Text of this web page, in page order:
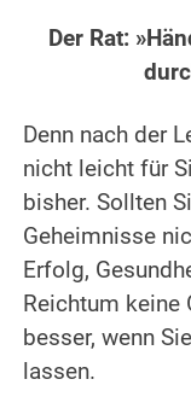
Der Rat:
Denn nach der
nicht leicht für
bisher. Sollten
Geheimnisse
Erfolg,
Reichtum keine
besser, wenn
lassen.